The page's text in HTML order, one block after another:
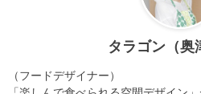
タラゴン（奥
（フードデザイナー）